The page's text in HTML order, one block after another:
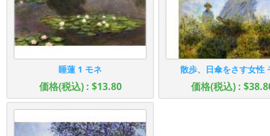
睡蓮 1 モネ
価格(税込) : $13.80
散歩、日傘をさす女性
価格(税込) :